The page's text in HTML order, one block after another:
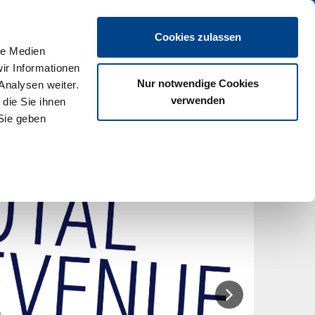
Medien
Informationen
weiter.
Sie ihnen
geben
Cookies zulassen
Nur notwendige Cookies
verwenden
Gastro-Spezial